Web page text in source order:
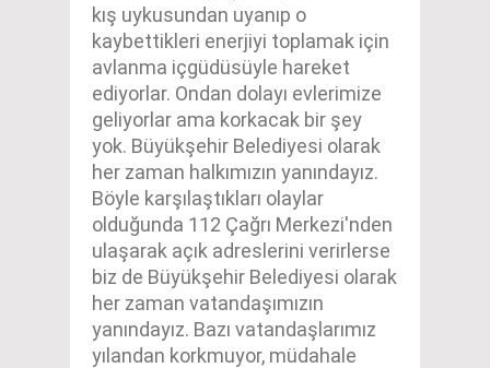
kış uykusundan uyanıp o
kaybettikleri enerjiyi toplamak için
avlanma içgüdüsüyle hareket
ediyorlar. Ondan dolayı evlerimize
geliyorlar ama korkacak bir şey
yok. Büyükşehir Belediyesi olarak
her zaman halkımızın yanındayız.
Böyle karşılaştıkları olaylar
olduğunda 112 Çağrı Merkezi'nden
ulaşarak açık adreslerini verirlerse
biz de Büyükşehir Belediyesi olarak
her zaman vatandaşımızın
yanındayız. Bazı vatandaşlarımız
yılandan korkmuyor, müdahale